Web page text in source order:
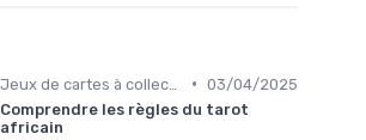
• 03/04/2025
Comprendre les règles du tarot
africain